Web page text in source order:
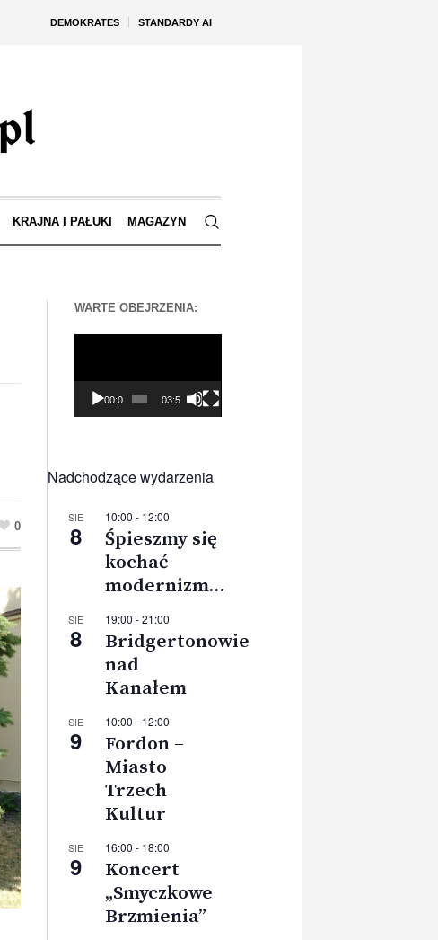
DEMOKRATES STANDARDY AI
KRAJNA I PAŁUKI MAGAZYN
0
WARTE OBEJRZENIA:
00:00 03:56
Nadchodzące wydarzenia
SIE
8
10:00 - 12:00
Śpieszmy się
kochać
modernizm…
SIE
8
19:00 -21:00
Bridgertonowie
nad
Kanałem
SIE
9
10:00 - 12:00
Fordon –
Miasto
Trzech
Kultur
SIE
9
16:00 - 18:00
Koncert
„Smyczkowe
Brzmienia”